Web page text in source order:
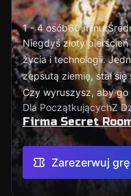
1 - 4 osób60 minut
Niegdyś złoty
życia i technologii.
zepsutą ziemię, stał
Czy wyruszysz, aby
Dla PoczątkującychZ
Firma Secret
Zarezerwuj grę